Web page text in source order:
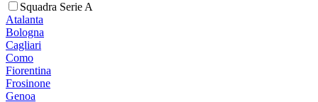
Squadra Serie A
Atalanta
Bologna
Cagliari
Como
Fiorentina
Frosinone
Genoa